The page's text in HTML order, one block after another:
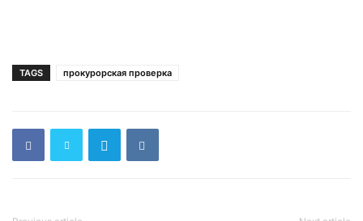
TAGS прокурорская проверка